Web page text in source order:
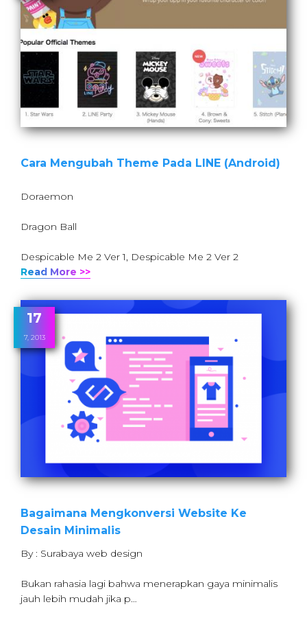
Cara Mengubah Theme Pada LINE (Android)
Doraemon
Dragon Ball
Despicable Me 2 Ver 1, Despicable Me 2 Ver 2
Cara menggunakannya pada A…
Read More >>
17
7, 2013
Bagaimana Mengkonversi Website Ke
Desain Minimalis
By : Surabaya web design
Bukan rahasia lagi bahwa menerapkan gaya minimalis
jauh lebih mudah jika p…